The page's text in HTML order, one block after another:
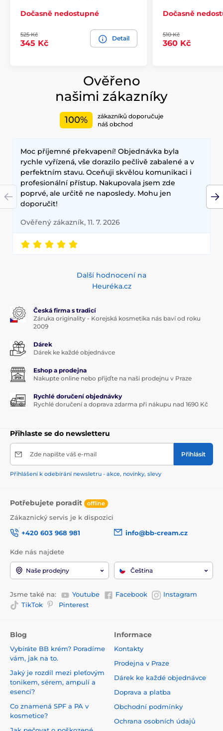
Dočasně nedostupné
525 Kč
345 Kč
Detail
Dočasně
510 Kč
360 Kč
Ověřeno
našimi zákazníky
100%
zákazníků doporučuje
náš obchod
Moc příjemné překvapení! Objednávka byla
rychle vyřízená, vše dorazilo pečlivě zabalené a v
perfektním stavu. Oceňuji skvělou komunikaci i
profesionální přístup. Nakupovala jsem zde
poprvé, ale určitě ne naposledy. Mohu jen
doporučit!
Ověřený zákazník, 11. 7. 2026
Další hodnocení na
Heuréka.cz
Česká firma s tradicí
Záruka originality - Korejská kosmetika nás baví od roku
2009
Dárek
Dárek ke každé objednávce
Eshop a prodejna
Nakupte online nebo přijďte na naši prodejnu v Praze
Rychlé doručení objednávky
Rychlé doručení a doprava zdarma při nákupu nad 1690 Kč
Přihlaste se do newsletteru
Zde napište váš e-mail Přihlásit
Přihlášení k odebírání newsletru - akce, novinky, slevy
Potřebujete poradit offline
Zákaznický servis je k dispozici
+420 603 968 981
info@bb-cream.cz
Kde nás najdete
Naše prodejny Čeština
Jsme také na: Youtube Facebook
Instagram
TikTok
Pinterest
Blog
Vybíráte BB krém? Poradíme
vám, jak na to.
Jaký je rozdíl mezi pleťovým
tonikem, sérem, ampulí a
esencí?
Co znamená SPF a PA v
kosmetice?
Informace
Kontakty
Prodejna v Praze
Dárek ke každé objednávce
Doprava a platba
Obchodní podmínky
Ochrana osobních údajů